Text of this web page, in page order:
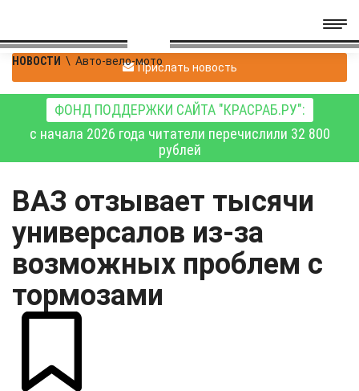
НОВОСТИ \ Авто-вело-мотоПрислать новость
ФОНД ПОДДЕРЖКИ САЙТА "КРАСРАБ.РУ":
с начала 2026 года читатели перечислили 32 800
рублей
ВАЗ отзывает тысячи
универсалов из-за
возможных проблем с
тормозами